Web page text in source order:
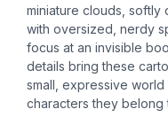
miniature clouds, softly
with oversized, nerdy
focus at an invisible
details bring these
small, expressive
characters they belong